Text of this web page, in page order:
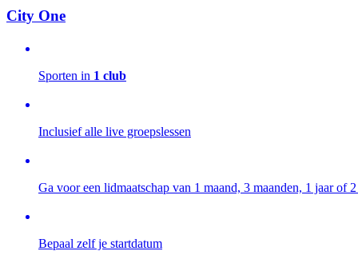
City One
Sporten in 1 club
Inclusief alle live groepslessen
Ga voor een lidmaatschap van 1 maand, 3 maanden, 1 jaar of
Bepaal zelf je startdatum